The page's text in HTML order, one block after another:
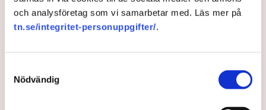
och analysföretag som vi samarbetar med. Läs mer på
tn.se/integritet-personuppgifter/.
Nödvändig